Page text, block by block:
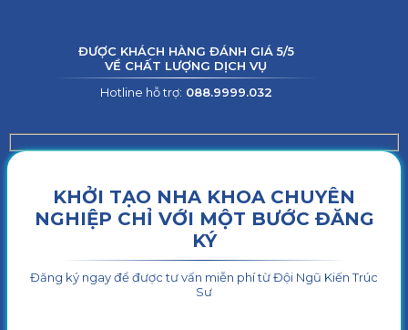
ĐƯỢC KHÁCH HÀNG ĐÁNH GIÁ 5/5
VỀ CHẤT LƯỢNG DỊCH VỤ
Hotline hỗ trợ: 088.9999.032
KHỞI TẠO NHA KHOA CHUYÊN
NGHIỆP CHỈ VỚI MỘT BƯỚC ĐĂNG
KÝ
Đăng ký ngay để được tư vấn miễn phí từ Đội Ngũ Kiến Trúc
Sư